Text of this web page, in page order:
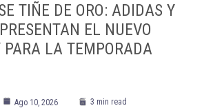
TIÑE DE ORO: ADIDAS Y
EL NUEVO
PARA LA TEMPORADA
Ago 10, 2026 3 min read